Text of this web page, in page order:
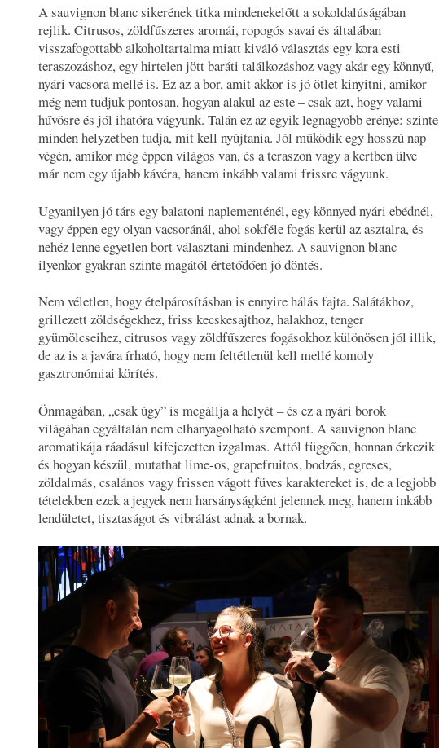
A sauvignon blanc sikerének titka mindenekelőtt a sokoldalúságában
rejlik. Citrusos, zöldfűszeres aromái, ropogós savai és általában
visszafogottabb alkoholtartalma miatt kiváló választás egy kora esti
teraszozáshoz, egy hirtelen jött baráti találkozáshoz vagy akár egy könnyű,
nyári vacsora mellé is. Ez az a bor, amit akkor is jó ötlet kinyitni, amikor
még nem tudjuk pontosan, hogyan alakul az este – csak azt, hogy valami
hűvösre és jól ihatóra vágyunk. Talán ez az egyik legnagyobb erénye: szinte
minden helyzetben tudja, mit kell nyújtania. Jól működik egy hosszú nap
végén, amikor még éppen világos van, és a teraszon vagy a kertben ülve
már nem egy újabb kávéra, hanem inkább valami frissre vágyunk.
Ugyanilyen jó társ egy balatoni naplementénél, egy könnyed nyári ebédnél,
vagy éppen egy olyan vacsoránál, ahol sokféle fogás kerül az asztalra, és
nehéz lenne egyetlen bort választani mindenhez. A sauvignon blanc
ilyenkor gyakran szinte magától értetődően jó döntés.
Nem véletlen, hogy ételpárosításban is ennyire hálás fajta. Salátákhoz,
grillezett zöldségekhez, friss kecskesajthoz, halakhoz, tenger
gyümölcseihez, citrusos vagy zöldfűszeres fogásokhoz különösen jól illik,
de az is a javára írható, hogy nem feltétlenül kell mellé komoly
gasztronómiai körítés.
Önmagában, „csak úgy” is megállja a helyét – és ez a nyári borok
világában egyáltalán nem elhanyagolható szempont. A sauvignon blanc
aromatikája ráadásul kifejezetten izgalmas. Attól függően, honnan érkezik
és hogyan készül, mutathat lime-os, grapefruitos, bodzás, egreses,
zöldalmás, csalános vagy frissen vágott füves karaktereket is, de a legjobb
tételekben ezek a jegyek nem harsányságként jelennek meg, hanem inkább
lendületet, tisztaságot és vibrálást adnak a bornak.